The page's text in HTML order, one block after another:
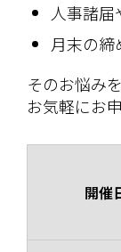
人事諸
月末の
そのお悩み
お気軽にお
開催